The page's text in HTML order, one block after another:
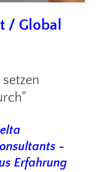
/ Global
-
Erfahrung